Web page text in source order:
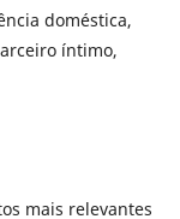
doméstica,
íntimo,
mais relevantes